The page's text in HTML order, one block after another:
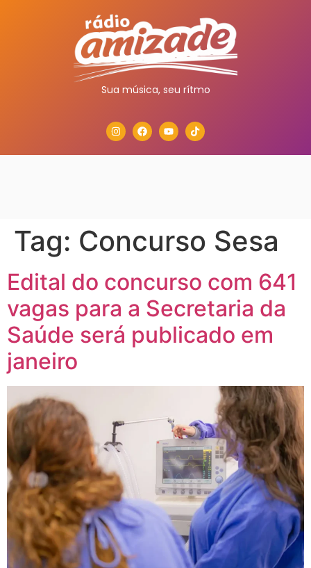
Sua música, seu rítmo
Tag: Concurso Sesa
Edital do concurso com 641
vagas para a Secretaria da
Saúde será publicado em
janeiro